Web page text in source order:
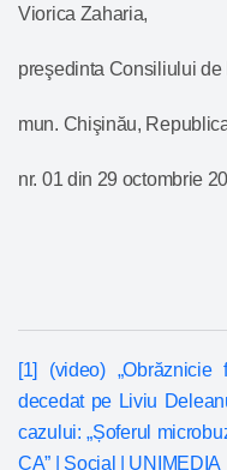
Viorica Zaharia,
preşedinta Consiliului de
mun. Chişinău,
nr. 01 din 29 octombrie
[1]
(video) „Obrăznicie
decedat pe Liviu
cazului: „Șoferul
CA” | Social | UNIMEDIA